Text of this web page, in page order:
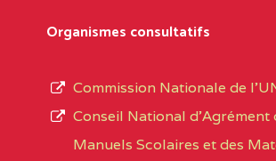
Noms
Localité
L’offre d’éducation de
d’immatriculation du mois
Organismes consultatifs
Commission Nationale de
Conseil National d’Agrément
Manuels Scolaires et des